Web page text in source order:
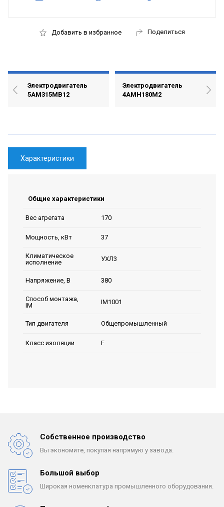
Добавить в избранное Поделиться
Электродвигатель
5АМ315МВ12
Электродвигатель
4АМН180М2
Характеристики
Общие характеристики
Вес агрегата 170
Мощность, кВт 37
Климатическое
исполнение
УХЛ3
Напряжение, В 380
Способ монтажа,
IM
IM1001
Тип двигателя Общепромышленный
Класс изоляции F
Собственное производство
Вы экономите, покупая напрямую у завода.
Большой выбор
Широкая номенклатура промышленного оборудования.